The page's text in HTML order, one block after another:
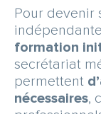
Pour devenir
formation
secrétariat
permettent
nécessaires,